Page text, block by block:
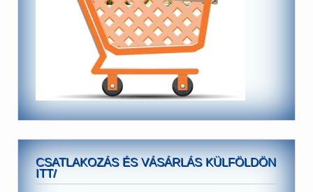
CSATLAKOZÁS ÉS VÁSÁRLÁS KÜLFÖLDÖN
ITT/